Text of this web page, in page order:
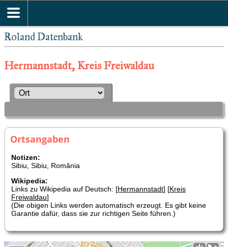
Roland Datenbank
Hermannstadt, Kreis Freiwaldau
Ortsangaben
Notizen:
Sibiu, Sibiu, România
Wikipedia:
Links zu Wikipedia auf Deutsch: [Hermannstadt] [Kreis
Freiwaldau]
(Die obigen Links werden automatisch erzeugt. Es gibt keine
Garantie dafür, dass sie zur richtigen Seite führen.)